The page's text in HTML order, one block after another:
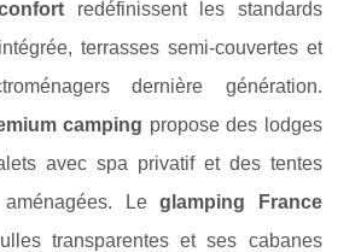
redéfinissent les standards
terrasses semi-couvertes et
dernière génération.
camping propose des lodges
avec spa privatif et des tentes
aménagées. Leglamping France
transparentes et ses cabanes